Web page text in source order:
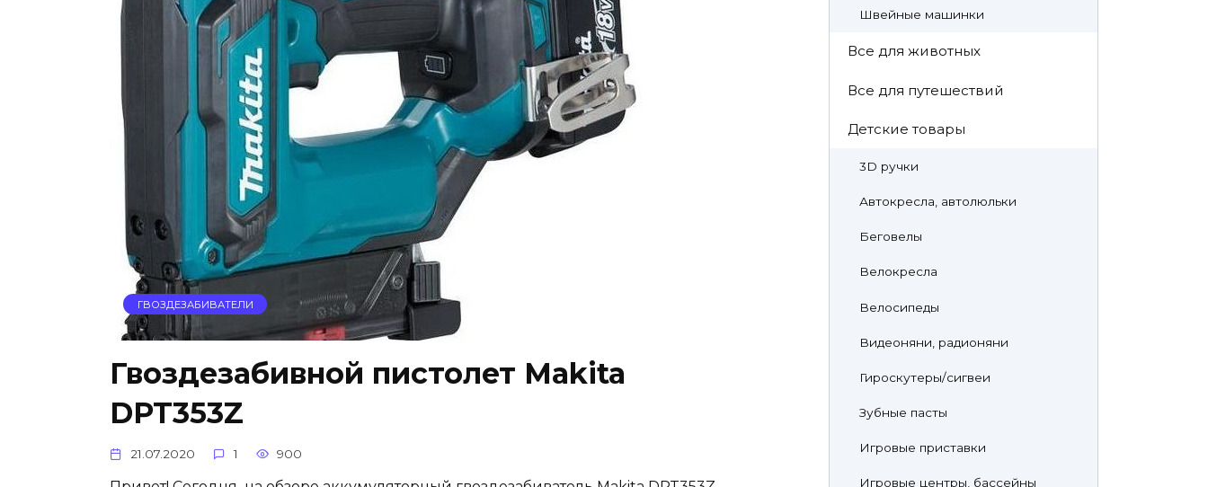
ГВОЗДЕЗАБИВАТЕЛИ
Гвоздезабивной пистолет Makita
DPT353Z
21.07.2020 1 900
Швейные машинки
Все для животных
Все для путешествий
Детские товары
3D ручки
Автокресла, автолюльки
Беговелы
Велокресла
Велосипеды
Видеоняни, радионяни
Гироскутеры/сигвеи
Зубные пасты
Игровые приставки
Игровые центры, бассейны